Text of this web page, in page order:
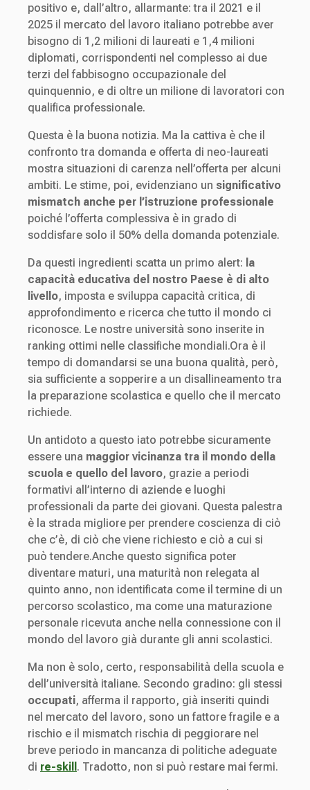
positivo e, dall’altro, allarmante: tra il 2021 e il
2025 il mercato del lavoro italiano potrebbe aver
bisogno di 1,2 milioni di laureati e 1,4 milioni
diplomati, corrispondenti nel complesso ai due
terzi del fabbisogno occupazionale del
quinquennio, e di oltre un milione di lavoratori con
qualifica professionale.
Questa è la buona notizia. Ma la cattiva è che il
confronto tra domanda e offerta di neo-laureati
mostra situazioni di carenza nell’offerta per alcuni
ambiti. Le stime, poi, evidenziano un significativo
mismatch anche per l’istruzione professionale
poiché l’offerta complessiva è in grado di
soddisfare solo il 50% della domanda potenziale.
Da questi ingredienti scatta un primo alert: la
capacità educativa del nostro Paese è di alto
livello, imposta e sviluppa capacità critica, di
approfondimento e ricerca che tutto il mondo ci
riconosce. Le nostre università sono inserite in
ranking ottimi nelle classifiche mondiali.Ora è il
tempo di domandarsi se una buona qualità, però,
sia sufficiente a sopperire a un disallineamento tra
la preparazione scolastica e quello che il mercato
richiede.
Un antidoto a questo iato potrebbe sicuramente
essere una maggior vicinanza tra il mondo della
scuola e quello del lavoro, grazie a periodi
formativi all’interno di aziende e luoghi
professionali da parte dei giovani. Questa palestra
è la strada migliore per prendere coscienza di ciò
che c’è, di ciò che viene richiesto e ciò a cui si
può tendere.Anche questo significa poter
diventare maturi, una maturità non relegata al
quinto anno, non identificata come il termine di un
percorso scolastico, ma come una maturazione
personale ricevuta anche nella connessione con il
mondo del lavoro già durante gli anni scolastici.
Ma non è solo, certo, responsabilità della scuola e
dell’università italiane. Secondo gradino: gli stessi
occupati, afferma il rapporto, già inseriti quindi
nel mercato del lavoro, sono un fattore fragile e a
rischio e il mismatch rischia di peggiorare nel
breve periodo in mancanza di politiche adeguate
di re-skill . Tradotto, non si può restare mai fermi.